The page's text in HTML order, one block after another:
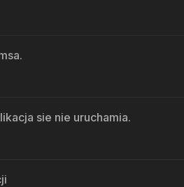
sie nie uruchamia.